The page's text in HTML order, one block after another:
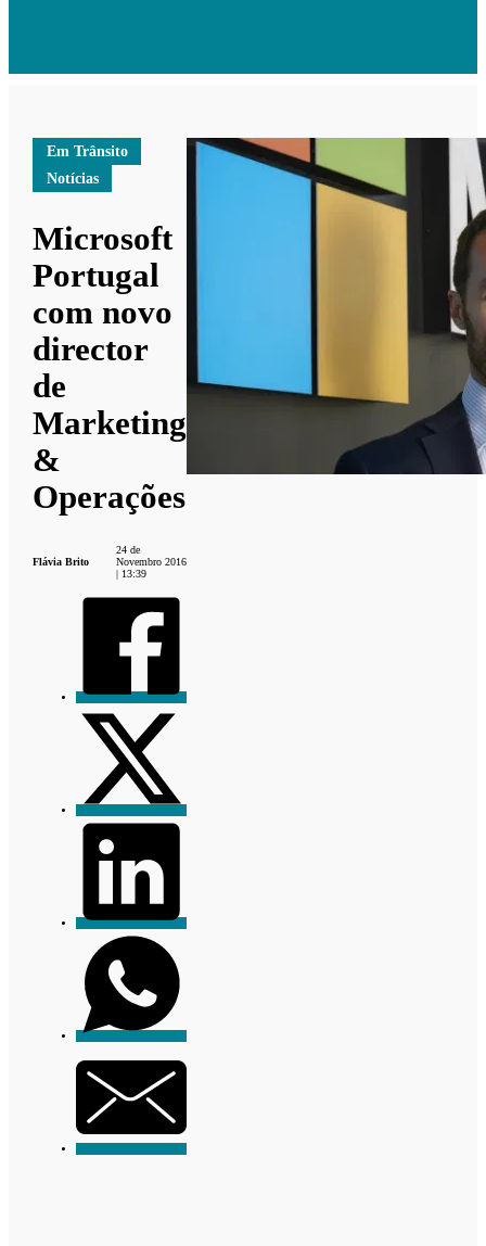
Em Trânsito
Notícias
Microsoft
Portugal
com novo
director
de
Marketing
&
Operações
Flávia Brito
24 de
Novembro 2016
| 13:39